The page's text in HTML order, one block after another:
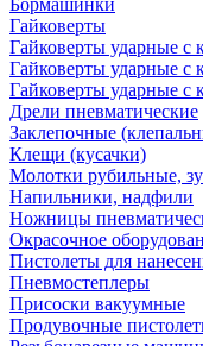
Бормашинки
Гайковерты
Гайковерты ударные с
Гайковерты ударные с
Гайковерты ударные с
Дрели пневматические
Заклепочные
Клещи (кусачки)
Молотки рубильные,
Напильники, надфили
Ножницы
Окрасочное
Пистолеты для
Пневмостеплеры
Присоски вакуумные
Продувочные